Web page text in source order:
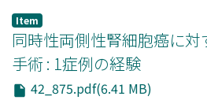
有効な方法と考えられた
Item
同時性両側性腎細胞癌に
手術 : 1症例の経験
42_875.pdf(6.41 MB)